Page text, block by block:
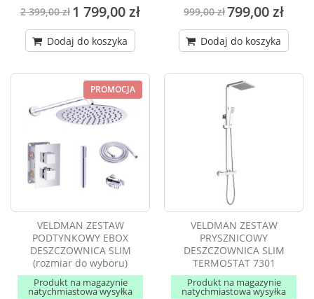
2 399,00 zł 1 799,00 zł
Dodaj do koszyka
999,00 zł799,00 zł
Dodaj do koszyka
PROMOCJA
VELDMAN ZESTAW
PODTYNKOWY EBOX
DESZCZOWNICA SLIM
(rozmiar do wyboru)
Produkt na magazynie
natychmiastowa wysyłka
VELDMAN ZESTAW
PRYSZNICOWY
DESZCZOWNICA SLIM
TERMOSTAT 7301
Produkt na magazynie
natychmiastowa wysyłka